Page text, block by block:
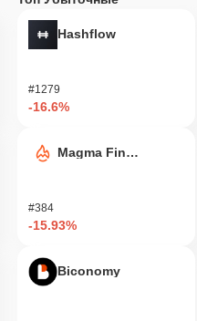
Hashflow
#1279
-16.6%
Magma Finance
#384
-15.93%
Biconomy